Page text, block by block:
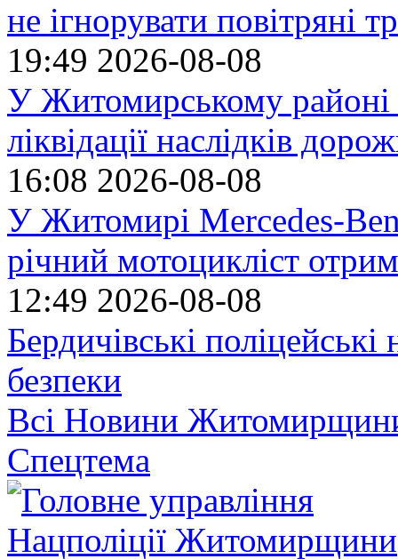
не ігнорувати повітряні
19:49 2026-08-08
У Житомирському районі
ліквідації наслідків
16:08 2026-08-08
У Житомирі Mercedes-
річний мотоцикліст
12:49 2026-08-08
Бердичівські
безпеки
Всі Новини
Спецтема